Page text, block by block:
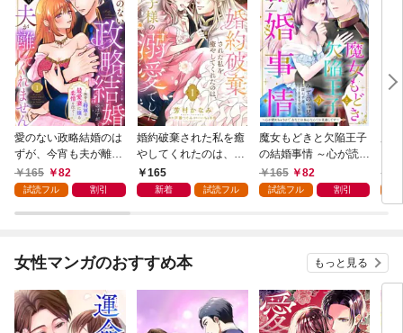
愛のない政略結婚のは
ずが、今宵も夫が離し
てくれません～無骨な
将軍は最愛妻に滾る恋
1話
165 82
試読フル 割引
婚約破棄された私を癒
やしてくれたのは、不
器用王子様の溺愛でし
た【単話売】 1話
165
新着 試読フル
魔女もどきと欠陥王子
の結婚事情 ～心が読め
ちゃうので、あなたの
本心なんてお見通しで
165 82
試読フル 割引
女性マンガのおすすめ本 もっと見る